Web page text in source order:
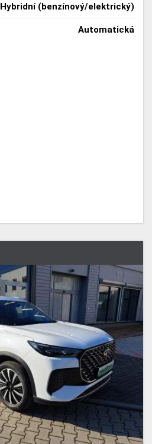
Hybridní (benzínový/elektrický)
Automatická